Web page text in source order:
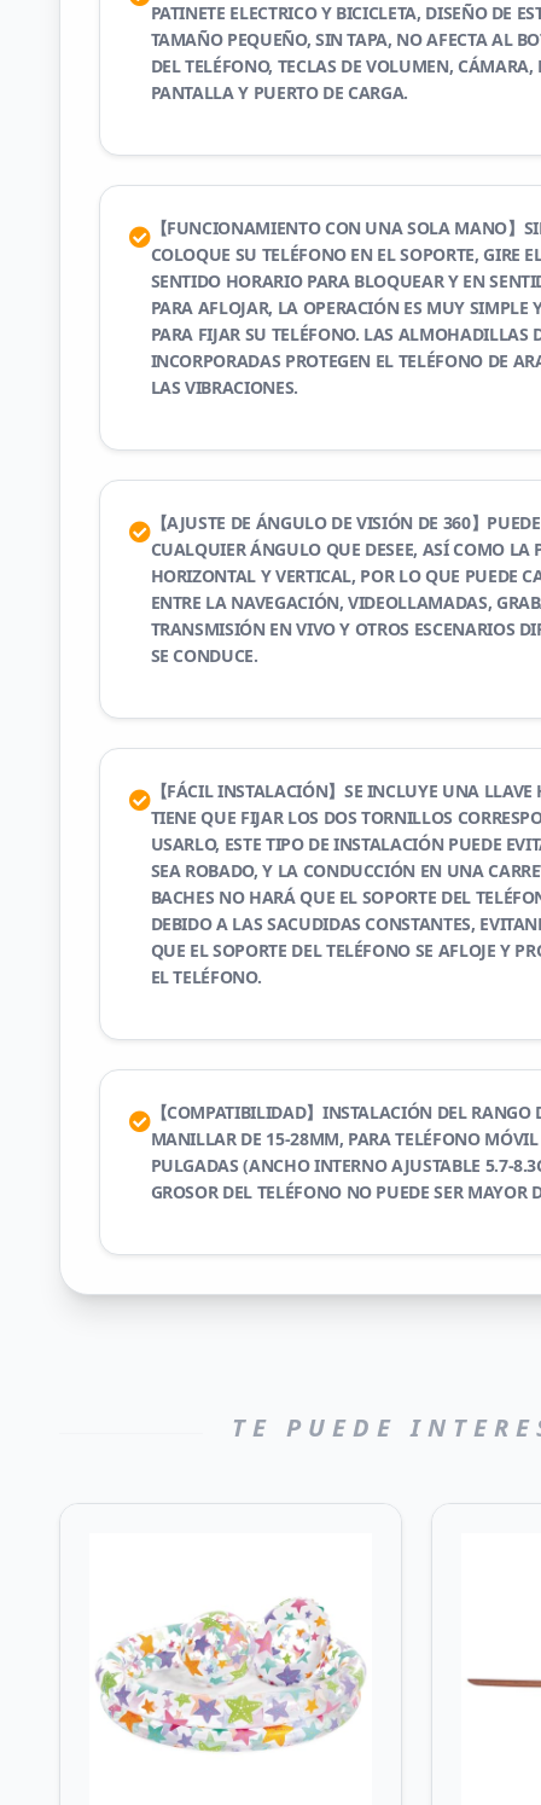
PATINETE ELECTRICO Y BICICLETA, DISEÑO DE
TAMAÑO PEQUEÑO, SIN TAPA, NO AFECTA AL
DEL TELÉFONO, TECLAS DE VOLUMEN,
PANTALLA Y PUERTO DE CARGA.
【FUNCIONAMIENTO CON UNA SOLA MANO】
COLOQUE SU TELÉFONO EN EL SOPORTE, GIRE
SENTIDO HORARIO PARA BLOQUEAR Y EN
PARA AFLOJAR, LA OPERACIÓN ES MUY SIMPLE
PARA FIJAR SU TELÉFONO. LAS ALMOHADILLAS
INCORPORADAS PROTEGEN EL TELÉFONO DE
LAS VIBRACIONES.
【AJUSTE DE ÁNGULO DE VISIÓN DE 360】
CUALQUIER ÁNGULO QUE DESEE, ASÍ COMO LA
HORIZONTAL Y VERTICAL, POR LO QUE PUEDE
ENTRE LA NAVEGACIÓN, VIDEOLLAMADAS,
TRANSMISIÓN EN VIVO Y OTROS ESCENARIOS
SE CONDUCE.
【FÁCIL INSTALACIÓN】SE INCLUYE UNA
TIENE QUE FIJAR LOS DOS TORNILLOS
USARLO, ESTE TIPO DE INSTALACIÓN PUEDE
SEA ROBADO, Y LA CONDUCCIÓN EN UNA
BACHES NO HARÁ QUE EL SOPORTE DEL
DEBIDO A LAS SACUDIDAS CONSTANTES,
QUE EL SOPORTE DEL TELÉFONO SE AFLOJE Y
EL TELÉFONO.
【COMPATIBILIDAD】INSTALACIÓN DEL RANGO
MANILLAR DE 15-28MM, PARA TELÉFONO
PULGADAS (ANCHO INTERNO AJUSTABLE 5.7-
GROSOR DEL TELÉFONO NO PUEDE SER MAYOR
TE PUEDE